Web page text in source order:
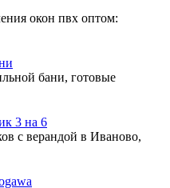
окон пвх оптом:
бани, готовые
3 на 6
с верандой в Иваново,